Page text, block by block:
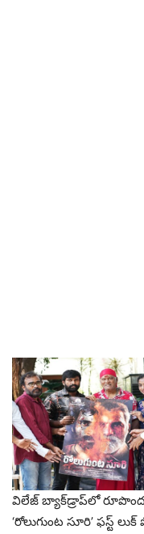
విలేజ్ బ్యాక్‌డ్రాప్‌లో
‘రోలుగుంట సూరి’ ఫస్ట్